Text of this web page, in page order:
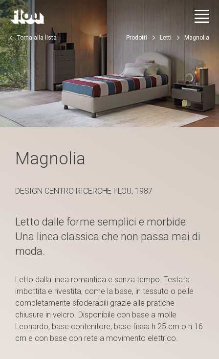
Torna alla lista Prodotti Letti Magnolia
Magnolia
DESIGN CENTRO RICERCHE FLOU, 1987
Letto dalle forme semplici e morbide.
Una linea classica che non passa mai di
moda.
Letto dalla linea romantica e senza tempo. Testata
imbottita e rivestita, come la base, in tessuto o pelle
completamente sfoderabili grazie alle pratiche
chiusure in velcro. Disponibile con base a molle
Leonardo, base contenitore, base fissa h 25 cm o h 16
cm e con base con rete a movimento elettrico.